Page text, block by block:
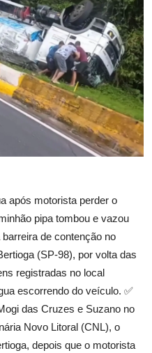
após motorista perder o
pipa tombou e vazou
de contenção no
(SP-98), por volta das
registradas no local
escorrendo do veículo. ✅
das Cruzes e Suzano no
Novo Litoral (CNL), o
depois que o motorista